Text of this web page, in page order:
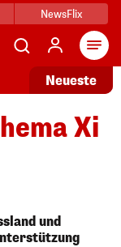
NewsFlix
Neueste
Xi
und